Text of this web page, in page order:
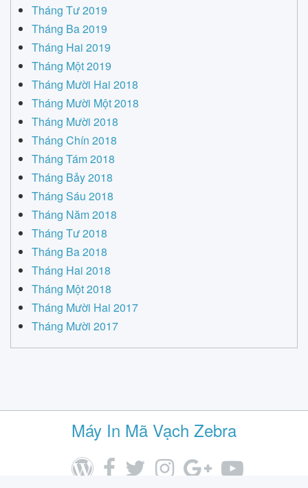
Tháng Tư 2019
Tháng Ba 2019
Tháng Hai 2019
Tháng Một 2019
Tháng Mười Hai 2018
Tháng Mười Một 2018
Tháng Mười 2018
Tháng Chín 2018
Tháng Tám 2018
Tháng Bảy 2018
Tháng Sáu 2018
Tháng Năm 2018
Tháng Tư 2018
Tháng Ba 2018
Tháng Hai 2018
Tháng Một 2018
Tháng Mười Hai 2017
Tháng Mười 2017
Máy In Mã Vạch Zebra